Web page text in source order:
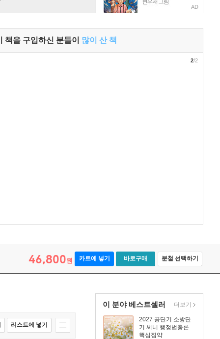
AD
책을 구입하신 분들이 많이 산 책
2/2
46,800원 카트에 넣기 바로구매 분철 선택하기
이 분야 베스트셀러
2027 공단기 소방단
기 써니 행정법총론
핵심집약
더보기
리스트에 넣기